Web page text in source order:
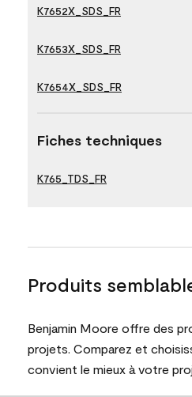
K7652X_SDS_FR
K7653X_SDS_FR
K7654X_SDS_FR
Fiches techniques
K765_TDS_FR
Produits
Benjamin Moore offre des
projets. Comparez et
convient le mieux à votre